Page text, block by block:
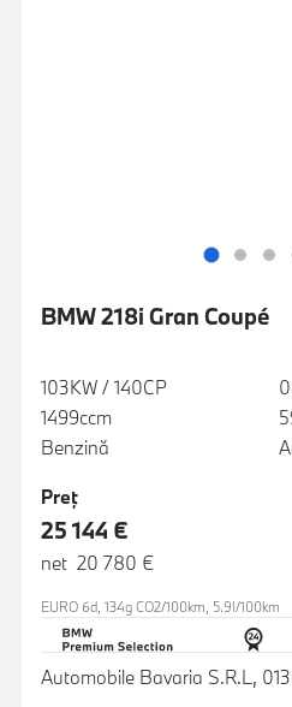
BMW 218i Gran Coupé
103KW / 140CP
1499ccm
Benzină
Preţ
25 144 €
net 20 780 €
EURO 6d, 134g CO2/100km, 5.9l/100km
Automobile Bavaria S.R.L,